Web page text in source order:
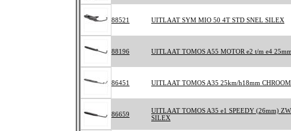
88521 UITLAAT SYM MIO 50 4T STD SNEL SILEX
88196 UITLAAT TOMOS A55 MOTOR e2 t/m e4
86451 UITLAAT TOMOS A35 25km/h18mm CHROOM
86659
UITLAAT TOMOS A35 e1 SPEEDY (26mm)
SILEX